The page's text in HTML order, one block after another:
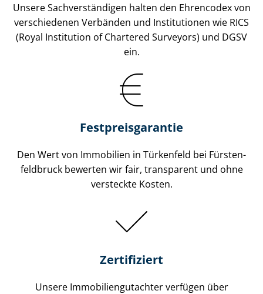
Unsere Sach­ver­stän­di­gen halten den Ehrencodex von
verschiedenen Verbänden und Institutionen wie RICS
(Royal Institution of Chartered Surveyors) und DGSV
ein.
Festpreis​garantie
Den Wert von Immobilien in Türkenfeld bei Fürs­ten­
feld­bruck bewerten wir fair, transparent und ohne
versteckte Kosten.
Zertifiziert
Unsere Immobilien­gutachter verfügen über